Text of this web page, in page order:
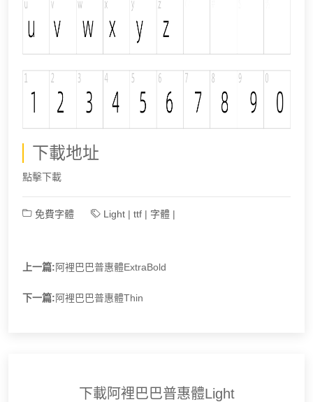
下載地址
點擊下載
免費字體 Light | ttf | 字體 |
上一篇:阿裡巴巴普惠體ExtraBold
下一篇:阿裡巴巴普惠體Thin
下載阿裡巴巴普惠體Light